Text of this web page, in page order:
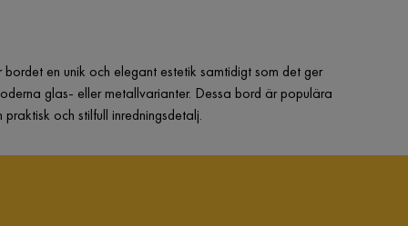
en unik och elegant estetik samtidigt som det ger
glas- eller metallvarianter. Dessa bord är populära
och stilfull inredningsdetalj.